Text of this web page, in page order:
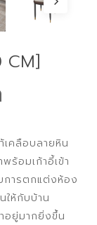
CM]
is:
9,999
คลือบลายหิน
ร้อมเก้าอี้เข้า
การตกแต่งห้อง
ห้กับบ้าน
อยู่มากยิ่งขึ้น